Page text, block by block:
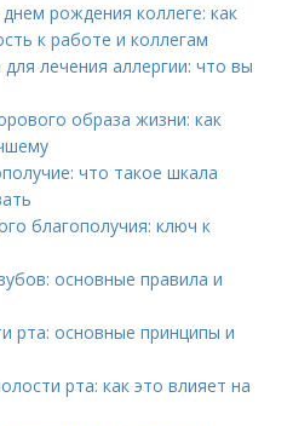
рождения коллеге: как
к работе и коллегам
лечения аллергии: что вы
образа жизни: как
что такое шкала
благополучия: ключ к
основные правила и
рта: основные принципы и
рта: как это влияет на